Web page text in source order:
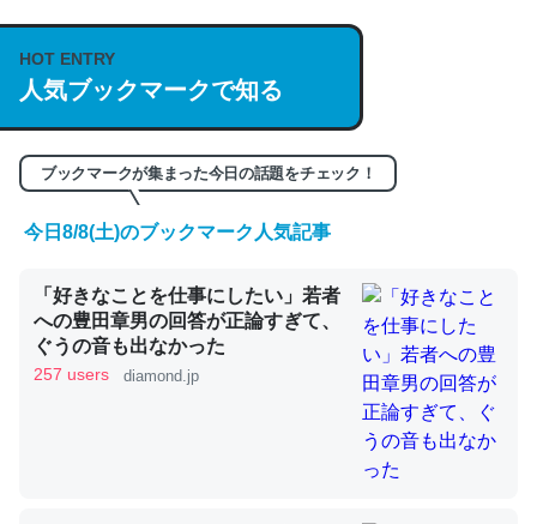
/064121
くらい。小説でいう「ずっと前の伏線」は回収されないけ
ど、短期記憶というには多い分量。進化すればするほど分
かりやすく強くなりそう
─GPTの仕組みと限界についての考察（１） - conceptualization
HOT ENTRY
人気ブックマークで知る
ブックマークが集まった今日の話題をチェック！
今日8/8(土)のブックマーク人気記事
「好きなことを仕事にしたい」若者
への豊田章男の回答が正論すぎて、
ぐうの音も出なかった
257 users diamond.jp